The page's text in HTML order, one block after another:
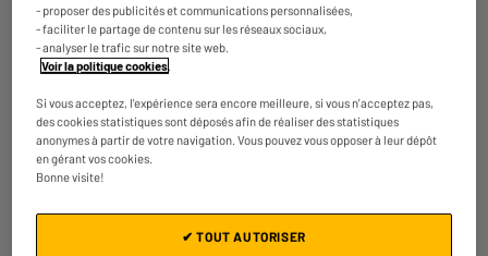
- proposer des publicités et communications personnalisées,
- faciliter le partage de contenu sur les réseaux sociaux,
- analyser le trafic sur notre site web.
Voir la politique cookies
Si vous acceptez, l'expérience sera encore meilleure, si vous n'acceptez pas,
des cookies statistiques sont déposés afin de réaliser des statistiques
anonymes à partir de votre navigation. Vous pouvez vous opposer à leur dépôt
en gérant vos cookies.
Bonne visite!
✔ TOUT AUTORISER